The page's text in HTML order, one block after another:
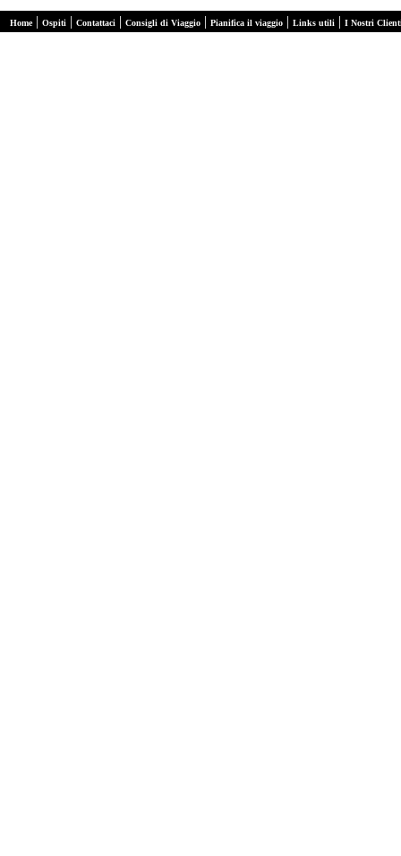
Home| Ospiti | Contattaci | Consigli di Viaggio | Pianifica il viaggio | Links utili | I Nostri